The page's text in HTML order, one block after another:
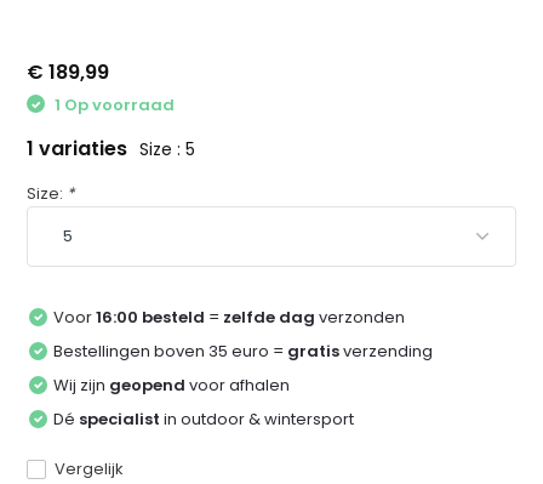
€ 189,99
1 Op voorraad
1 variaties Size : 5
Size: *
Voor16:00 besteld = zelfde dag verzonden
Bestellingen boven 35 euro = gratisverzending
Wij zijn geopend voor afhalen
Dé specialist in outdoor & wintersport
Vergelijk